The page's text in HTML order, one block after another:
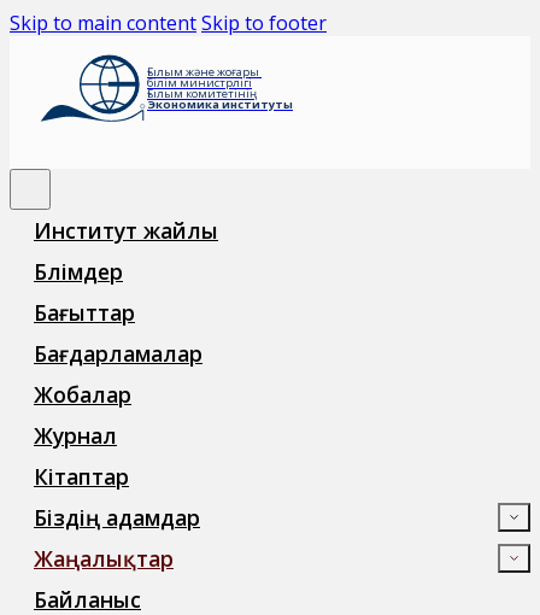
Skip to main contentSkip to footer
Ғылым және жоғары
білім министрлігі
Ғылым комитетінің
Экономика институты
Институт жайлы
Бөлімдер
Бағыттар
Бағдарламалар
Жобалар
Журнал
Кітаптар
Біздің адамдар
Жаңалықтар
Байланыс